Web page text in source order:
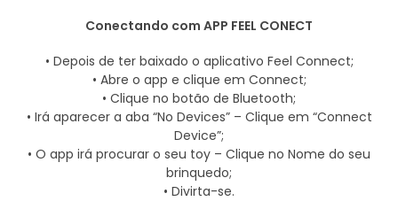
Conectando com APP FEEL CONECT
• Depois de ter baixado o aplicativo Feel Connect;
• Abre o app e clique em Connect;
• Clique no botão de Bluetooth;
• Irá aparecer a aba “No Devices” – Clique em “Connect
Device”;
• O app irá procurar o seu toy – Clique no Nome do seu
brinquedo;
• Divirta-se.